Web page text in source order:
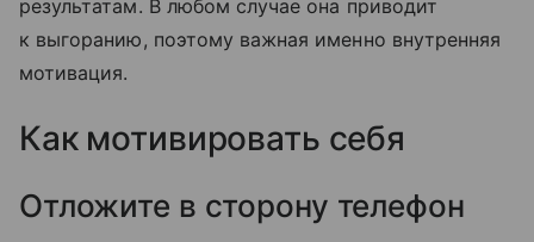
результатам. В любом случае она приводит
к выгоранию, поэтому важная именно внутренняя
мотивация.
Как мотивировать себя
Отложите в сторону телефон